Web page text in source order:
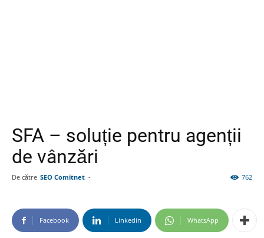
SFA – soluție pentru agenții
de vânzări
De către SEO Comitnet - 762
Facebook Linkedin WhatsApp